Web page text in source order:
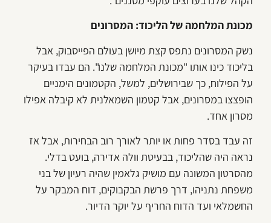
מכונת המלחמה של הליכוד: המסרונים
נשק המסרונים נתפס קצת מיושן בעולם הפייסבוק, אבל
בליכוד כינו אותו "מכונת המלחמה שלנו". הם עבדו בעיקר
על הפילוח, כך שבירושלים, למשל, הקטמונים הימניים
הופצצו במסרונים, אבל קטמון השמאלנית לא קיבלה אפילו
מסרון אחד.
זה עבד בסדר פחות או יותר לאורך רוב הבחירות, אבל אז
נראה היה שהליכוד, בבעיטת וולה אדירה, בועט בדלי.
מהסרטון המשונה עם מושיק גלאמין שהיה רעיון של בני
משפחת נתניהו, דרך פרשת הבקבוקים, דוח המבקר על
החשמלאי ועד הדוח החריף על יוקר הדיור.